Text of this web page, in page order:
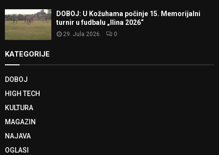
DOBOJ: U Kožuhama počinje 15. Memorijalni
turnir u fudbalu „Ilina 2026“
29. Jula 2026. 0
KATEGORIJE
DOBOJ
HIGH TECH
KULTURA
MAGAZIN
NAJAVA
OGLASI